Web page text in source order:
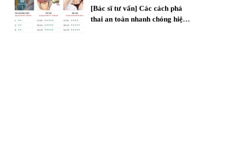
[Bác sĩ tư vấn] Các cách phá
thai an toàn nhanh chóng hiện